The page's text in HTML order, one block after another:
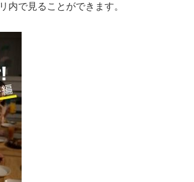
内で見ることができます。